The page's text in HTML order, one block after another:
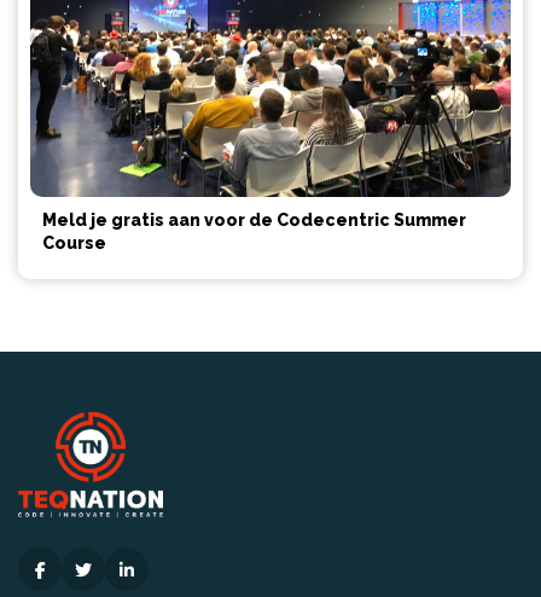
Meld je gratis aan voor de Codecentric Summer
Course